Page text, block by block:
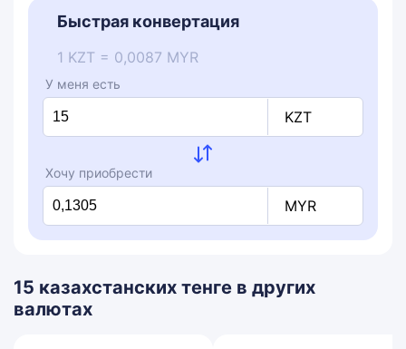
Быстрая конвертация
1 KZT = 0,0087 MYR
У меня есть
KZT
Хочу приобрести
MYR
15 казахстанских тенге в других
валютах